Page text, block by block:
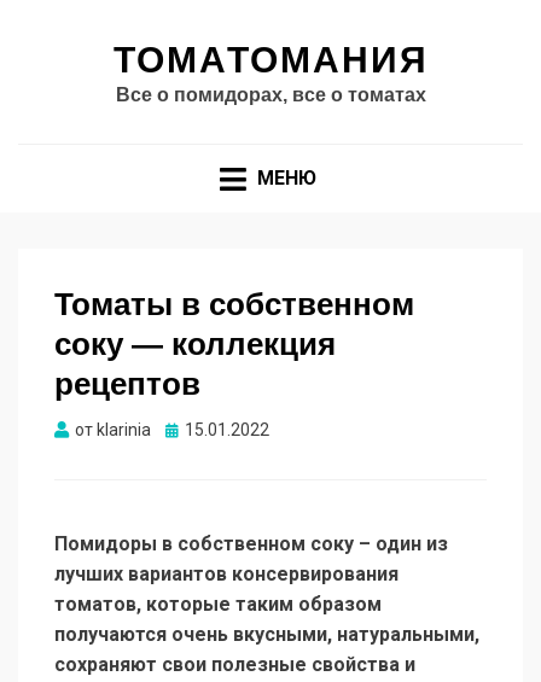
ТОМАТОМАНИЯ
Все о помидорах, все о томатах
МЕНЮ
Томаты в собственном
соку — коллекция
рецептов
от klarinia Опубликовано
15.01.2022
Помидоры в собственном соку – один из
лучших вариантов консервирования
томатов, которые таким образом
получаются очень вкусными, натуральными,
сохраняют свои полезные свойства и